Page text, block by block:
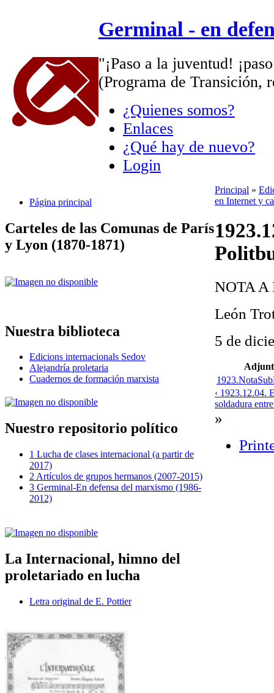
Germinal - en
"¡Paso a la juventud!
(Programa de Transición,
¿Quienes somos?
Enlaces
¿Qué hay de nuevo?
Login
Página principal
Carteles de las Comunas de París
y Lyon (1870-1871)
Nuestra biblioteca
Edicions internacionals Sedov
Alejandría proletaria
Cuadernos de formación marxista
Nuestro repositorio político
1 Lucha de clases internacional (a partir de
2017)
2 Artículos de grupos hermanos (2007-2015)
3 Germinal-En defensa del marxismo (1986-
2012)
La Internacional, himno del
proletariado en lucha
Letra original de E. Pottier
Principal »
en Internet y
NOTA A
León
5 de
‹ 1923.12.04.
soldadura
»